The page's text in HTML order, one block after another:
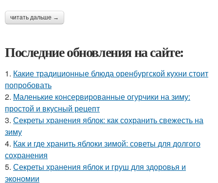
читать дальше →
Последние обновления на сайте:
1. Какие традиционные блюда оренбургской кухни стоит
попробовать
2. Маленькие консервированные огурчики на зиму:
простой и вкусный рецепт
3. Секреты хранения яблок: как сохранить свежесть на
зиму
4. Как и где хранить яблоки зимой: советы для долгого
сохранения
5. Секреты хранения яблок и груш для здоровья и
экономии